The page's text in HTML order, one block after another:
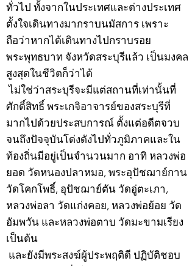
ทั่วไป ทั้งจากในประเทศและต่างประเทศ
ตั้งใจเดินทางมากราบนมัสการ เพราะ
ถือว่าหากได้เดินทางไปกราบรอย
พระพุทธบาท จังหวัดสระบุรีแล้ว เป็นมงคล
สูงสุดในชีวิตก็ว่าได้
ไม่ใช่ว่าสระบุรีจะมีแต่สถานที่เท่านั้นที่
ศักดิ์สิทธิ์ พระเกจิอาจารย์ของสระบุรีที่
มากไปด้วยประสบการณ์ ตั้งแต่อดีตจวบ
จนถึงปัจจุบันโด่งดังไปทั่วภูมิภาคและใน
ท้องถิ่นมีอยู่เป็นจำนวนมาก อาทิ หลวงพ่อ
ยอด วัดหนองปลาหมอ, พระอุปัชฌาย์กาน
วัดโคกโพธิ์, อุปัชฌาย์ตัน วัดอู่ตะเภา,
หลวงพ่อลา วัดแก่งคอย, หลวงพ่อย้อย วัด
อัมพวัน และหลวงพ่อตาบ วัดมะขามเรียง
เป็นต้น
และยังมีพระสงฆ์ผู้ประพฤติดี ปฏิบัติชอบ